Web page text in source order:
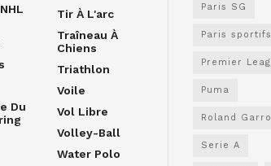
Du
Tir À L'arc
Traîneau À
Chiens
Triathlon
Voile
Vol Libre
Volley-Ball
Water Polo
Paris SG
Paris sportifs
Premier
Puma
Roland
Serie A